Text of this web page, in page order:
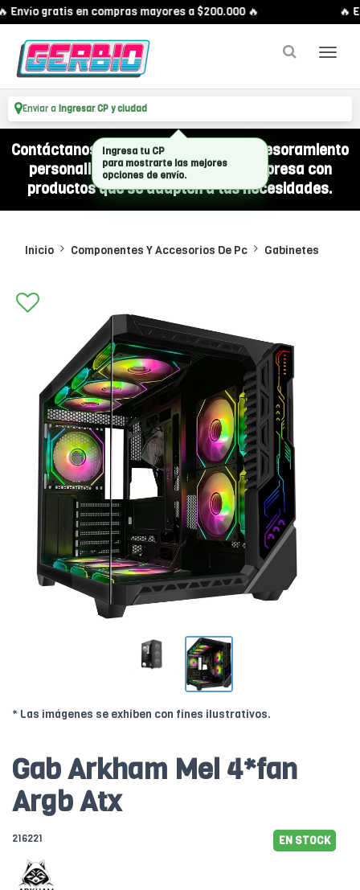
Envío gratis en compras mayores a $200.000 🔥 🔥
Enviar a Ingresar CP y ciudad
Contáctanos por WhatsApp y recibí asesoramiento
personalizado para equipar a tu empresa con
productos que se adapten a tus necesidades.
Inicio Componentes Y Accesorios De Pc Gabinetes
* Las imágenes se exhiben con fines ilustrativos.
Gab Arkham Mel 4*fan
Argb Atx
216221 EN STOCK